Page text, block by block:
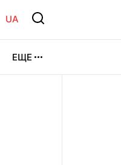
UA
ЕЩЕ